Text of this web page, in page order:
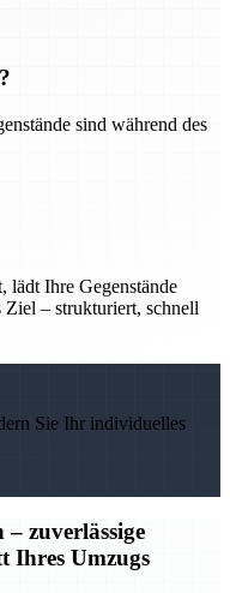
sind während des
lädt Ihre Gegenstände
Ziel – strukturiert, schnell
Sie Ihr individuelles
zuverlässige
Ihres Umzugs